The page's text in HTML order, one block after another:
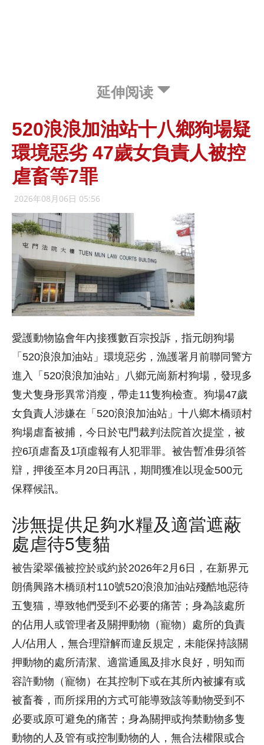
延伸阅读
520浪浪加油站十八鄉狗場疑
環境惡劣 47歲女負責人被控
虐畜等7罪
2026年08月06日 05:56
愛護動物協會年內接獲數百宗投訴，指元朗狗場
「520浪浪加油站」環境惡劣，漁護署月前聯同警方
進入「520浪浪加油站」八鄉元崗新村狗場，發現多
隻犬隻身形異常消瘦，帶走11隻狗檢查。狗場47歲
女負責人涉嫌在「520浪浪加油站」十八鄉木橋頭村
狗場虐畜被捕，今日於屯門裁判法院首次提堂，被
控6項虐畜及1項虛報有人犯罪罪。被告暫准毋須答
辯，押後至本月20日再訊，期間獲准以現金500元
保釋候訊。
涉無提供足夠水糧及適當遮蔽
處虐待5隻貓
被告梁翠儀被控於或約於2026年2月6日，在新界元
朗僑興路木橋頭村110號520浪浪加油站殘酷地惡待
五隻猫，導致牠們受到不必要的痛苦；身為該處所
的佔用人或管理者及關押動物（寵物）處所的負責
人/佔用人，無合理辯解而違反規定，未能保持該關
押動物的處所清潔、適當通風及排水良好，明知而
容許動物（寵物）在其控制下或在其所內被據有或
被畜養，而所採用的方式可能導致該等動物受到不
必要或原可避免的痛苦；身為關押或拘禁動物多隻
動物的人及管有或控制動物的人，無合法權限或合